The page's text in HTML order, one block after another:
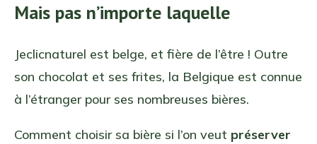
Mais pas n’importe laquelle
Jeclicnaturel est belge, et fière de l’être ! Outre
son chocolat et ses frites, la Belgique est connue
à l’étranger pour ses nombreuses bières.
Comment choisir sa bière si l’on veut préserver